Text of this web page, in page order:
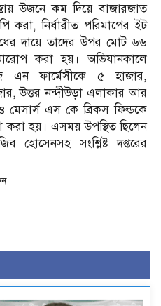
উজনে কম দিয়ে বাজারজাত
করা, নির্ধারীত পরিমাপের ইট
দায়ে তাদের উপর মোট ৬৬
করা হয়। অভিযানকালে
এন ফার্মেসীকে ৫ হাজার,
উত্তর নন্দীউড়া এলাকার আর
মেসার্স এস কে ব্রিকস ফিল্ডকে
হয়। এসময় উপস্থিত ছিলেন
হোসেনসহ সংশ্লিষ্ট দপ্তরের